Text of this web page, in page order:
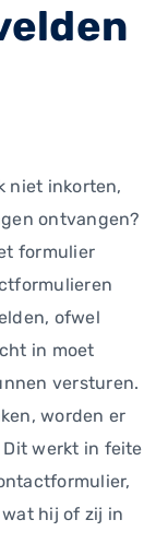
niet inkorten,
ontvangen?
formulier
ofwel
in moet
versturen.
worden er
werkt in feite
hij of zij in